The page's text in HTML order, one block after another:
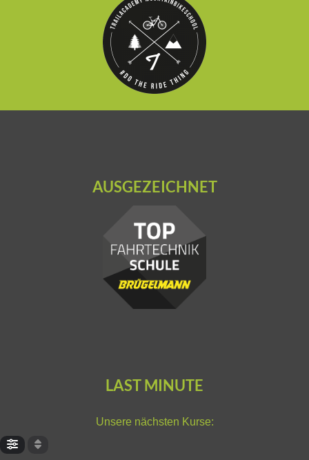
AUSGEZEICHNET
LAST MINUTE
Unsere nächsten Kurse: